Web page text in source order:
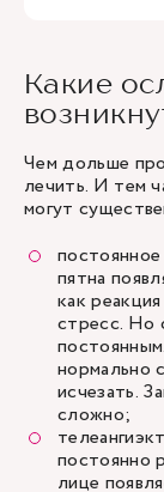
Какие
Чем дольше
лечить. И тем
могут
пятна
как
стресс. Но
нормально
исчезать.
сложно;
постоянно
лице